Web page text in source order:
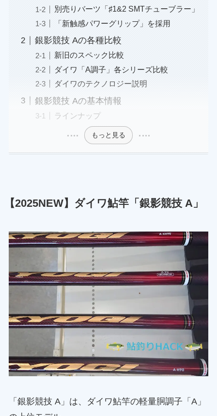
別売りバーツ「♯1&2 SMTチューブラー」
「新触感パワーグリップ」を採用
銀影競技 Aの各種比較
新旧のスペック比較
ダイワ「A調子」各シリーズ比較
ダイワのテクノロジー説明
銀影競技 Aの基本情報
ラインナップ
もっと見る
【2025NEW】ダイワ鮎竿「銀影競技 A」
「銀影競技 A」は、ダイワ鮎竿の軽量胴調子「A」